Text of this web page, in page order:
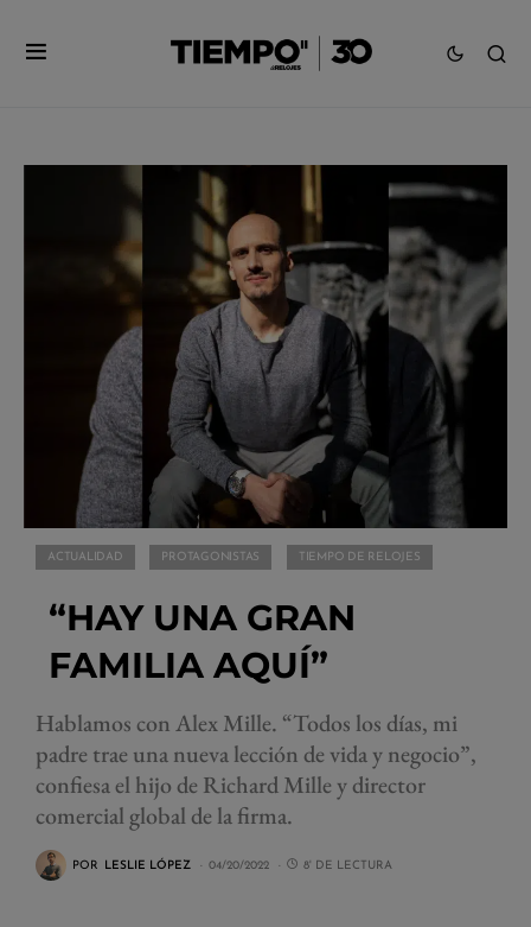
ACTUALIDAD PROTAGONISTAS TIEMPO DE RELOJES
“HAY UNA GRAN
FAMILIA AQUÍ”
Hablamos con Alex Mille. “Todos los días, mi
padre trae una nueva lección de vida y negocio”,
confiesa el hijo de Richard Mille y director
comercial global de la firma.
POR LESLIE LÓPEZ 04/20/2022 8' DE LECTURA